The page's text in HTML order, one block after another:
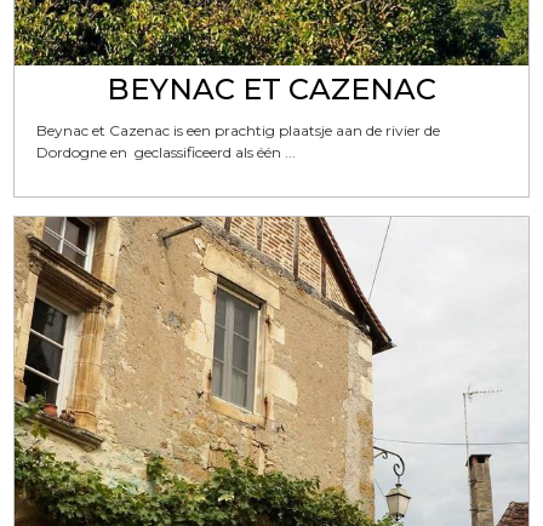
BEYNAC ET CAZENAC
Beynac et Cazenac is een prachtig plaatsje aan de rivier de
Dordogne en geclassificeerd als één ...